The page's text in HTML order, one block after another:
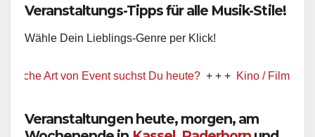
Veranstaltungs-Tipps für alle Musik-Stile!
Wähle Dein Lieblings-Genre per Klick!
Art von Event suchst Du heute? + + + Kino / Film + + +
Veranstaltungen heute, morgen, am